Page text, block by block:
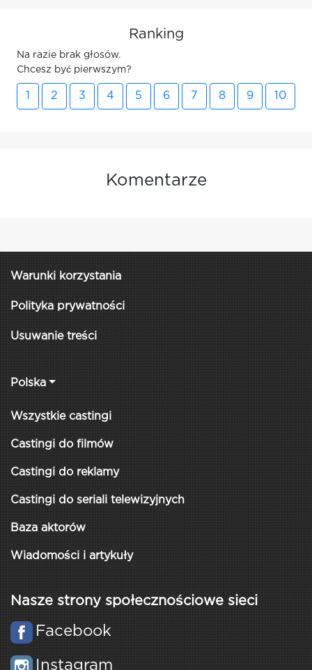
Ranking
Na razie brak głosów.
Chcesz być pierwszym?
2 3 4 5 6 7 8 9 10
Komentarze
Warunki korzystania
Polityka prywatności
Usuwanie treści
Polska
Wszystkie castingi
Castingi do filmów
Castingi do reklamy
Castingi do seriali telewizyjnych
Baza aktorów
Wiadomości i artykuły
Nasze strony społecznościowe sieci
Facebook
Instagram